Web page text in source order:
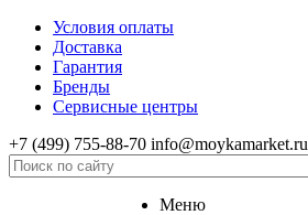
Условия оплаты
Доставка
Гарантия
Бренды
Сервисные центры
+7 (499) 755-88-70 info@moykamarket.ru
Меню